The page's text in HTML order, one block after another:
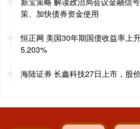
策、加快债券资金使用
恒正网 美国30年期国债收益率上
5.203%
海陆证券 长鑫科技27日上市，股